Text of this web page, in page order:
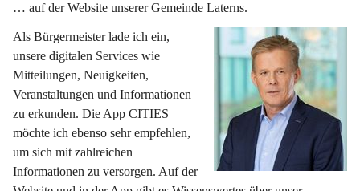
… auf der Website unserer Gemeinde Laterns.
Als Bürgermeister lade ich ein,
unsere digitalen Services wie
Mitteilungen, Neuigkeiten,
Veranstaltungen und Informationen
zu erkunden. Die App CITIES
möchte ich ebenso sehr empfehlen,
um sich mit zahlreichen
Informationen zu versorgen. Auf der